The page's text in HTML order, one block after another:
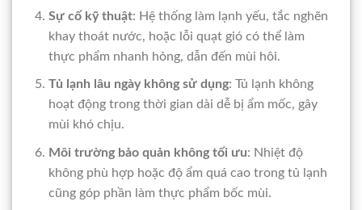
Sự cố kỹ thuật: Hệ thống làm lạnh yếu, tắc nghẽn
khay thoát nước, hoặc lỗi quạt gió có thể làm
thực phẩm nhanh hỏng, dẫn đến mùi hôi.
Tủ lạnh lâu ngày không sử dụng: Tủ lạnh không
hoạt động trong thời gian dài dễ bị ẩm mốc, gây
mùi khó chịu.
Môi trường bảo quản không tối ưu: Nhiệt độ
không phù hợp hoặc độ ẩm quá cao trong tủ lạnh
cũng góp phần làm thực phẩm bốc mùi.